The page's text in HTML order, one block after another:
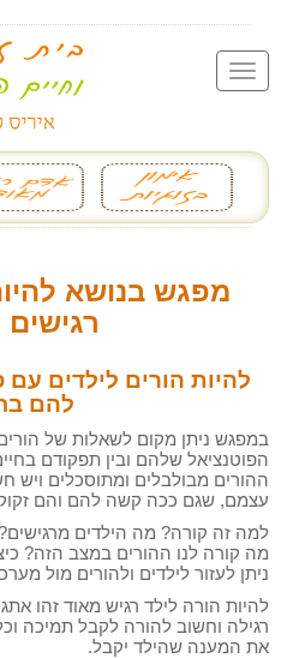
מפגש בנושא
להיות הורים לילדים
להם
במפגש ניתן מקום לשאלות של
הפוטנציאל שלהם ובין תפקודם
ההורים מבולבלים ומתוסכלים ויש
עצמם, שגם ככה קשה להם והם
למה זה קורה? מה הילדים
מה קורה לנו ההורים במצב הזה?
ניתן לעזור לילדים ולהורים מול
להיות הורה לילד רגיש מאוד זהו
רגילה וחשוב להורה לקבל תמיכה
את המענה שהילד יקבל.